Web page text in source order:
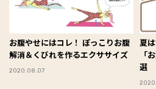
お腹やせにはコレ！ ぽっこりお腹
解消＆くびれを作るエクササイズ
2020.08.07
夏
「
選